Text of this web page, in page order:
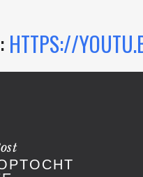
HTTPS://